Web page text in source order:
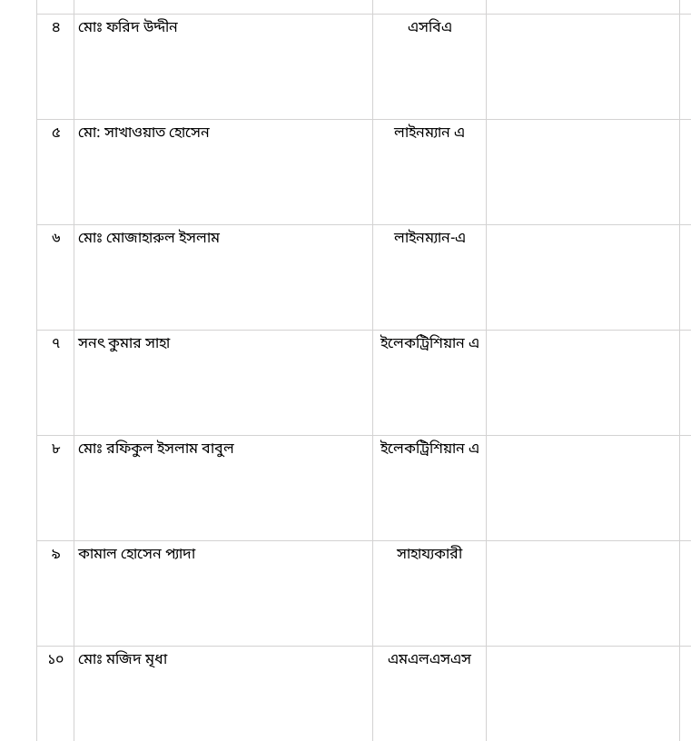
৪ মোঃ ফরিদ উদ্দীন এসবিএ
৫ মো: সাখাওয়াত হোসেন লাইনম্যান এ
৬ মোঃ মোজাহারুল ইসলাম লাইনম্যান-এ
৭ সনৎ কুমার সাহা ইলেকট্রিশিয়ান এ
৮ মোঃ রফিকুল ইসলাম বাবুল ইলেকট্রিশিয়ান এ
৯ কামাল হোসেন প্যাদা সাহায্যকারী
১০ মোঃ মজিদ মৃধা এমএলএসএস